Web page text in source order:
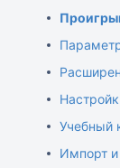
Учебный
Импорт и